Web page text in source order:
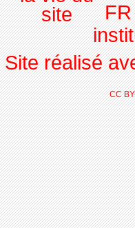
Site réalisé
CC